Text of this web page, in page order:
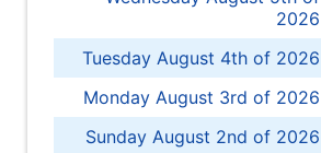
2026
Tuesday August 4th of 2026
Monday August 3rd of 2026
Sunday August 2nd of 2026